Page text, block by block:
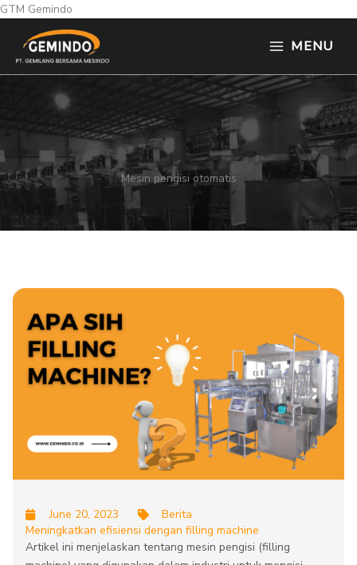
GTM Gemindo
to
content
MENU
Mesin pengisi otomatis
June 20, 2023
Berita
Meningkatkan efisiensi dengan filling machine
Artikel ini menjelaskan tentang mesin pengisi (filling